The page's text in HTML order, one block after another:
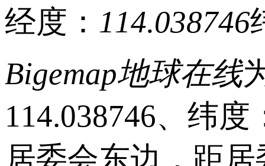
经度： 114.038746
Bigemap地球在线
114.038746、纬
居委会东边，距